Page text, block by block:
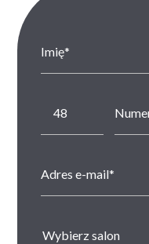
Wybierz salon